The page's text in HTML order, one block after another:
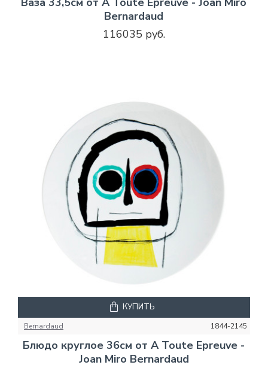
Bernardaud
116035 руб.
Bernardaud 1844-2145
Блюдо круглое 36см от A Toute Epreuve -
Joan Miro Bernardaud
КУПИТЬ